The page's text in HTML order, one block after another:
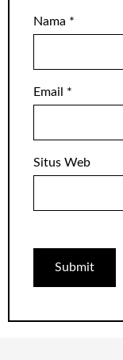
Nama *
Email *
Situs Web